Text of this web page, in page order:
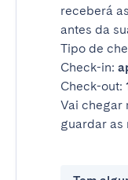
receberá as
antes da
Tipo de
Check-in:
Check-out:
Vai chegar
guardar as